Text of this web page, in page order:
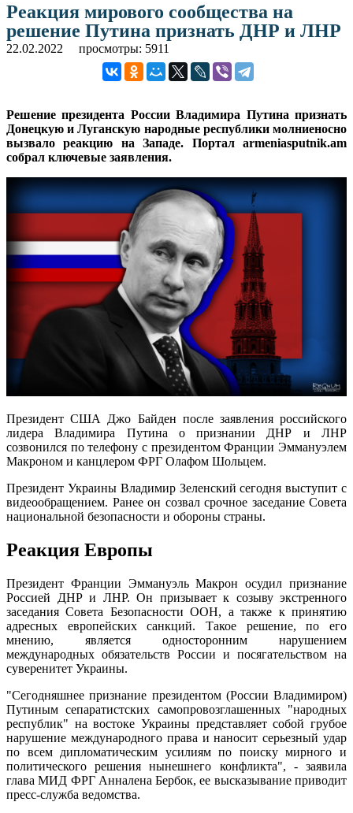
Реакция мирового сообщества на
решение Путина признать ДНР и ЛНР
22.02.2022 просмотры: 5911
Решение президента России Владимира Путина признать
Донецкую и Луганскую народные республики молниеносно
вызвало реакцию на Западе. Портал armeniasputnik.am
собрал ключевые заявления.
Президент США Джо Байден после заявления российского
лидера Владимира Путина о признании ДНР и ЛНР
созвонился по телефону с президентом Франции Эммануэлем
Макроном и канцлером ФРГ Олафом Шольцем.
Президент Украины Владимир Зеленский сегодня выступит с
видеообращением. Ранее он созвал срочное заседание Совета
национальной безопасности и обороны страны.
Реакция Европы
Президент Франции Эммануэль Макрон осудил признание
Россией ДНР и ЛНР. Он призывает к созыву экстренного
заседания Совета Безопасности ООН, а также к принятию
адресных европейских санкций. Такое решение, по его
мнению, является односторонним нарушением
международных обязательств России и посягательством на
суверенитет Украины.
"Сегодняшнее признание президентом (России Владимиром)
Путиным сепаратистских самопровозглашенных "народных
республик" на востоке Украины представляет собой грубое
нарушение международного права и наносит серьезный удар
по всем дипломатическим усилиям по поиску мирного и
политического решения нынешнего конфликта", - заявила
глава МИД ФРГ Анналена Бербок, ее высказывание приводит
пресс-служба ведомства.